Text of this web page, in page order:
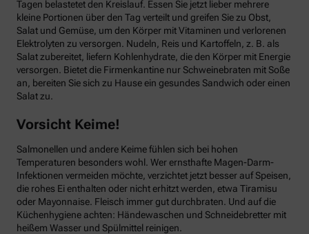
Tagen belastetet den Kreislauf. Essen Sie jetzt lieber mehrere
kleine Portionen über den Tag verteilt und greifen Sie zu Obst,
Salat und Gemüse, um den Körper mit Vitaminen und verlorenen
Elektrolyten zu versorgen. Nudeln, Reis und Kartoffeln, z. B. als
Salat zubereitet, liefern Kohlenhydrate, die den Körper mit Energie
versorgen. Bietet die Firmenkantine nur Schweinebraten mit Soße
an, bereiten Sie sich zu Hause ein gesundes Sandwich oder einen
Salat zu.
Vorsicht Keime!
Salmonellen und andere Keime fühlen sich bei hohen
Temperaturen besonders wohl. Wer ernsthafte Magen-Darm-
Infektionen vermeiden möchte, verzichtet jetzt besser auf Speisen,
die rohes Ei enthalten oder nicht erhitzt werden, etwa Tiramisu
oder Mayonnaise. Fleisch immer gut durchbraten. Und auf die
Küchenhygiene achten: Händewaschen und Schneidebretter mit
heißem Wasser und Spülmittel reinigen.